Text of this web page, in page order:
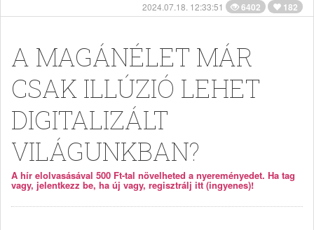
2024.07.18. 12:33:51 6402 182
A MAGÁNÉLET MÁR
CSAK ILLÚZIÓ LEHET
DIGITALIZÁLT
VILÁGUNKBAN?
A hír elolvasásával 500 Ft-tal növelheted a nyereményedet. Ha tag
vagy, jelentkezz be, ha új vagy, regisztrálj itt (ingyenes)!